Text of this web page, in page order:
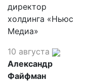
директор
холдинга «Ньюс
Медиа»
10 августа
Александр
Файфман